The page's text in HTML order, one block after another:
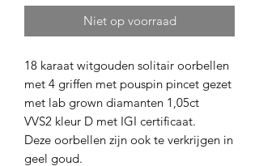
Niet op voorraad
18 karaat witgouden solitair oorbellen
met 4 griffen met pouspin pincet gezet
met lab grown diamanten 1,05ct
VVS2 kleur D met IGI certificaat.
Deze oorbellen zijn ook te verkrijgen in
geel goud.